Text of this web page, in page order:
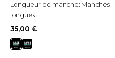
Longueur de manche: Manches
longues
Style: Manteau doudoune
35,00 €